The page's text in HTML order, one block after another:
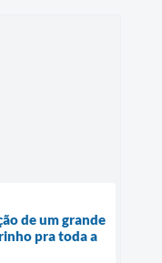
de um grande
pra toda a